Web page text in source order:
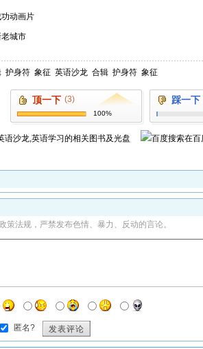
动画片
城市
护身符 象征 英语沙龙 合辑 护身符 象征
顶一下 (3)
100%
踩一下
语沙龙,英语学习 的相关图书及光盘 在百
策法规，严禁发布色情、暴力、反动的言论。
匿名? 发表评论